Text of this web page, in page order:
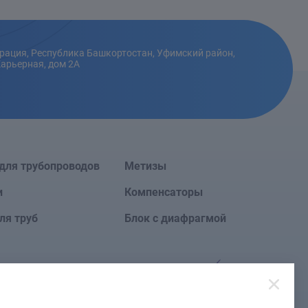
Республика Башкортостан, Уфимский район,
дом 2А
трубопроводов
труб
Метизы
Компенсаторы
Блок с диафрагмой